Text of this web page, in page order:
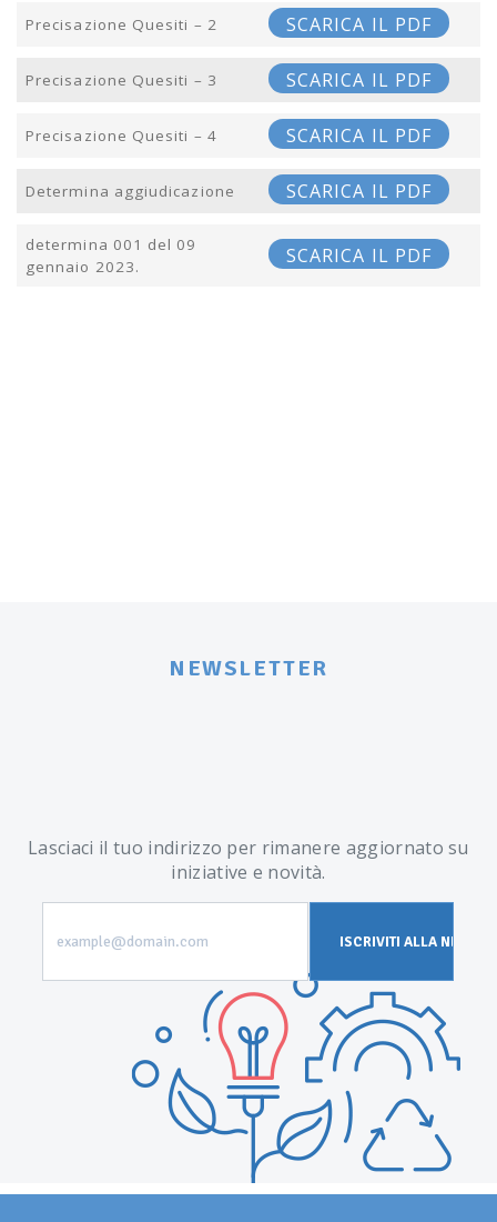
Precisazione Quesiti – 2 SCARICA IL PDF
Precisazione Quesiti – 3 SCARICA IL PDF
Precisazione Quesiti – 4 SCARICA IL PDF
Determina aggiudicazione SCARICA IL PDF
determina 001 del 09
gennaio 2023.
SCARICA IL PDF
NEWSLETTER
Lasciaci il tuo indirizzo per rimanere aggiornato su
iniziative e novità.
example@domain.com